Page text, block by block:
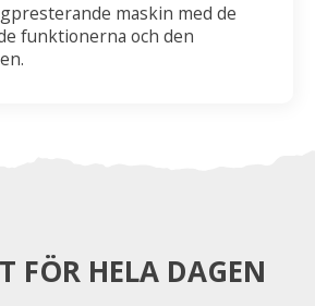
maskin med de
funktionerna och den
FÖR HELA DAGEN